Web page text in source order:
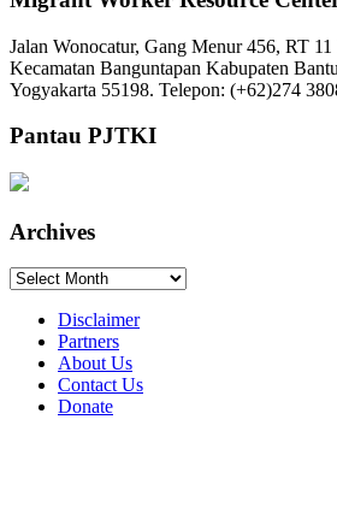
Jalan Wonocatur, Gang Menur 456, RT
Kecamatan Banguntapan Kabupaten
Yogyakarta 55198. Telepon: (+62)274
Pantau PJTKI
Archives
Archives
Disclaimer
Partners
About Us
Contact Us
Donate